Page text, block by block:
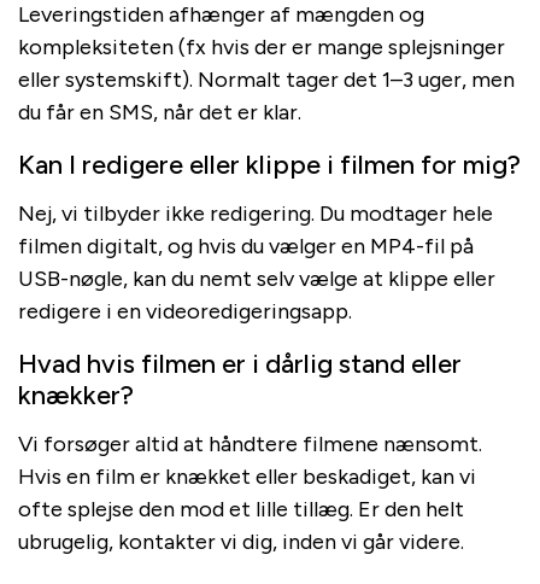
Leveringstiden afhænger af mængden og
kompleksiteten (fx hvis der er mange splejsninger
eller systemskift). Normalt tager det 1–3 uger, men
du får en SMS, når det er klar.
Kan I redigere eller klippe i filmen for mig?
Nej, vi tilbyder ikke redigering. Du modtager hele
filmen digitalt, og hvis du vælger en MP4-fil på
USB-nøgle, kan du nemt selv vælge at klippe eller
redigere i en videoredigeringsapp.
Hvad hvis filmen er i dårlig stand eller
knækker?
Vi forsøger altid at håndtere filmene nænsomt.
Hvis en film er knækket eller beskadiget, kan vi
ofte splejse den mod et lille tillæg. Er den helt
ubrugelig, kontakter vi dig, inden vi går videre.